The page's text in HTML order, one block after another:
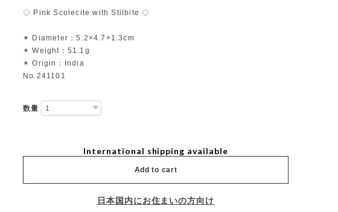
◇ Pink Scolecite with Stilbite ◇
✴︎ Diameter：5.2×4.7×1.3cm
✴︎ Weight：51.1g
✴︎ Origin：India
No.241101
数量
International shipping available
Add to cart
日本国内にお住まいの方向け